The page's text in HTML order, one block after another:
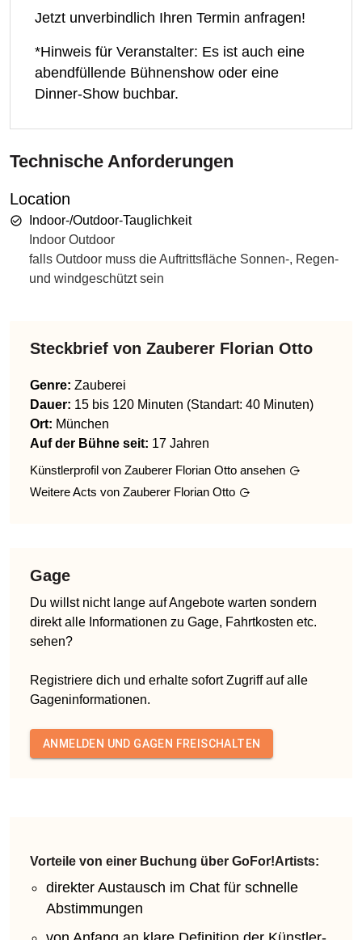
Jetzt unverbindlich Ihren Termin anfragen!
*Hinweis für Veranstalter: Es ist auch eine
abendfüllende Bühnenshow oder eine
Dinner-Show buchbar.
Technische Anforderungen
Location
Indoor-/Outdoor-Tauglichkeit
Indoor Outdoor
falls Outdoor muss die Auftrittsfläche Sonnen-, Regen-
und windgeschützt sein
Steckbrief von Zauberer Florian Otto
Genre: Zauberei
Dauer: 15 bis 120 Minuten (Standart: 40 Minuten)
Ort: München
Auf der Bühne seit: 17 Jahren
Künstlerprofil von Zauberer Florian Otto ansehen
Weitere Acts von Zauberer Florian Otto
Gage
Du willst nicht lange auf Angebote warten sondern
direkt alle Informationen zu Gage, Fahrtkosten etc.
sehen?
Registriere dich und erhalte sofort Zugriff auf alle
Gageninformationen.
ANMELDEN UND GAGEN FREISCHALTEN
Vorteile von einer Buchung über GoFor!Artists:
direkter Austausch im Chat für schnelle
Abstimmungen